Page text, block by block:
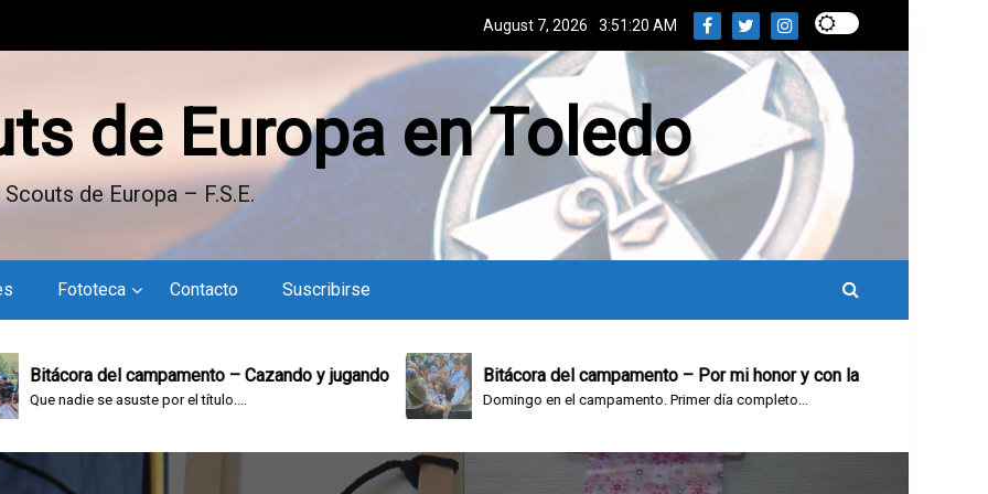
August 7, 2026 3:51:21 AM
de Europa en Toledo
de Europa – F.S.E.
Fototeca Contacto Suscribirse
del campamento – Cazando y jugando
nadie se asuste por el título....
Bitácora del campamento – Por mi honor y con la gracia de Dios,
Domingo en el campamento. Primer día completo...